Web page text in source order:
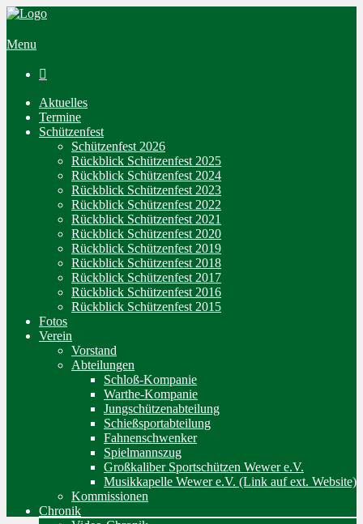
Menu

Aktuelles
Termine
Schützenfest
Schützenfest 2026
Rückblick Schützenfest 2025
Rückblick Schützenfest 2024
Rückblick Schützenfest 2023
Rückblick Schützenfest 2022
Rückblick Schützenfest 2021
Rückblick Schützenfest 2020
Rückblick Schützenfest 2019
Rückblick Schützenfest 2018
Rückblick Schützenfest 2017
Rückblick Schützenfest 2016
Rückblick Schützenfest 2015
Fotos
Verein
Vorstand
Abteilungen
Schloß-Kompanie
Warthe-Kompanie
Jungschützenabteilung
Schießsportabteilung
Fahnenschwenker
Spielmannszug
Großkaliber Sportschützen Wewer e.V.
Musikkapelle Wewer e.V. (Link auf ext. Website)
Kommissionen
Chronik